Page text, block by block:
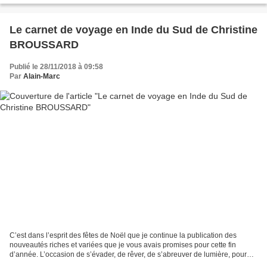
Le carnet de voyage en Inde du Sud de Christine
BROUSSARD
Publié le 28/11/2018 à 09:58
Par Alain-Marc
C’est dans l’esprit des fêtes de Noël que je continue la publication des
nouveautés riches et variées que je vous avais promises pour cette fin
d’année. L’occasion de s’évader, de rêver, de s’abreuver de lumière, pour